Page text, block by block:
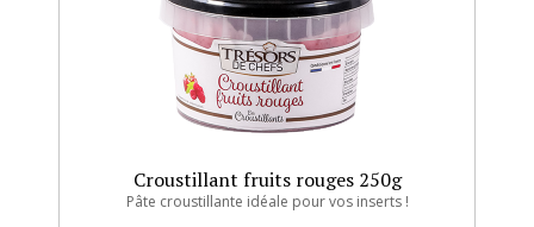
Croustillant fruits rouges 250g
Pâte croustillante idéale pour vos inserts !